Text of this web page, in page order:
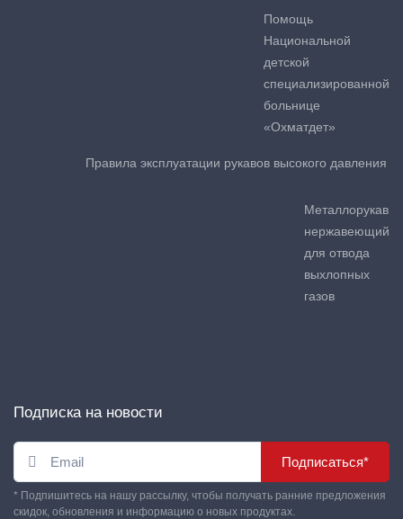
Помощь
Национальной
детской
специализированной
больнице
«Охматдет»
Правила эксплуатации рукавов высокого давления
Металлорукав
нержавеющий
для отвода
выхлопных
газов
Подписка на новости
Подписаться*
* Подпишитесь на нашу рассылку, чтобы получать ранние предложения
скидок, обновления и информацию о новых продуктах.